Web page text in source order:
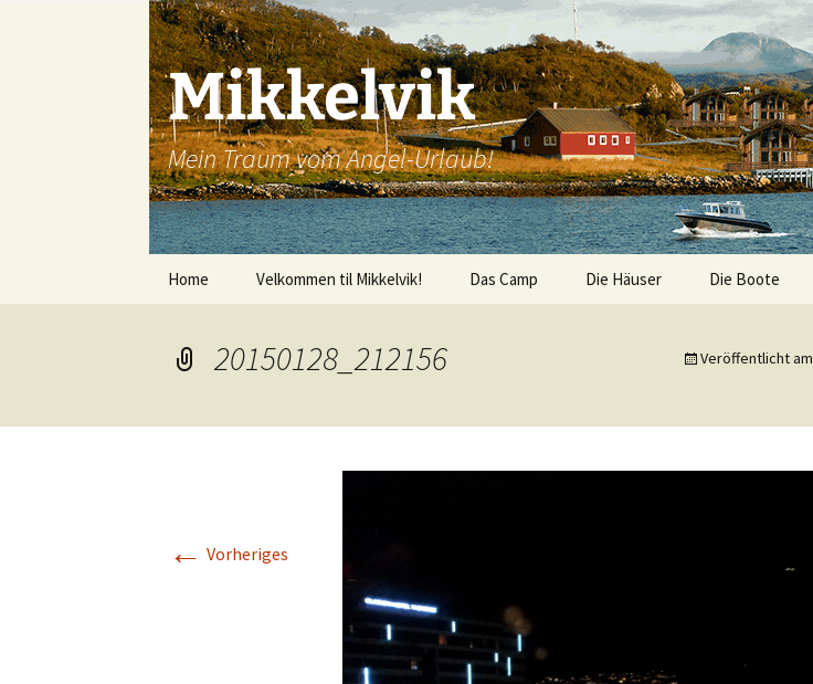
Mikkelvik
Mein Traum vom Angel-Urlaub!
Home Velkommen til Mikkelvik! Das Camp Die Häuser Die Boote
20150128_212156 Veröffentlicht am
← Vorheriges